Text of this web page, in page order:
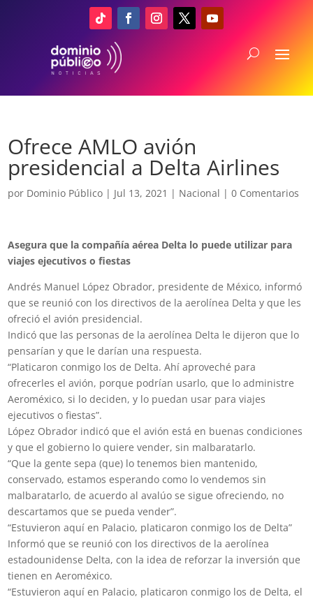
Ofrece AMLO avión
presidencial a Delta Airlines
por Dominio Público | Jul 13, 2021 | Nacional |0 Comentarios
Asegura que la compañía aérea Delta lo puede utilizar para
viajes ejecutivos o fiestas
Andrés Manuel López Obrador, presidente de México, informó
que se reunió con los directivos de la aerolínea Delta y que les
ofreció el avión presidencial.
Indicó que las personas de la aerolínea Delta le dijeron que lo
pensarían y que le darían una respuesta.
“Platicaron conmigo los de Delta. Ahí aproveché para
ofrecerles el avión, porque podrían usarlo, que lo administre
Aeroméxico, si lo deciden, y lo puedan usar para viajes
ejecutivos o fiestas”.
López Obrador indicó que el avión está en buenas condiciones
y que el gobierno lo quiere vender, sin malbaratarlo.
“Que la gente sepa (que) lo tenemos bien mantenido,
conservado, estamos esperando como lo vendemos sin
malbaratarlo, de acuerdo al avalúo se sigue ofreciendo, no
descartamos que se pueda vender”.
“Estuvieron aquí en Palacio, platicaron conmigo los de Delta”
Informó que se reunió con los directivos de la aerolínea
estadounidense Delta, con la idea de reforzar la inversión que
tienen en Aeroméxico.
“Estuvieron aquí en Palacio, platicaron conmigo los de Delta, el